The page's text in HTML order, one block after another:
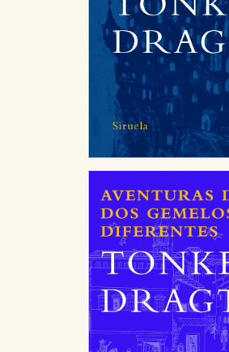
GUARDAR CONFIGURACIÓN
política de cookies